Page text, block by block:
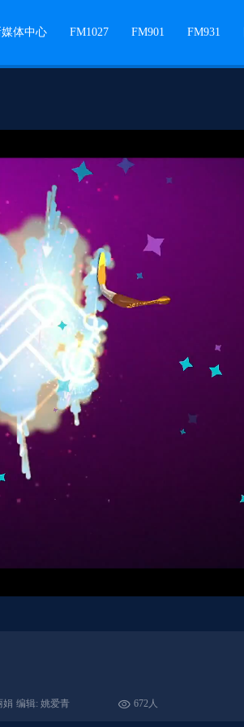
媒体中心 FM1027 FM901 FM931
娟 编辑: 姚爱青 672人